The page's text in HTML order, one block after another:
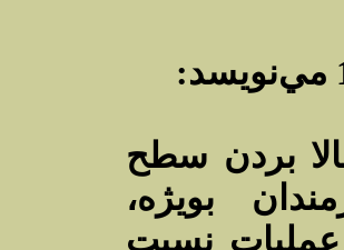
بردن سطح
بويژه‌،
نسبت